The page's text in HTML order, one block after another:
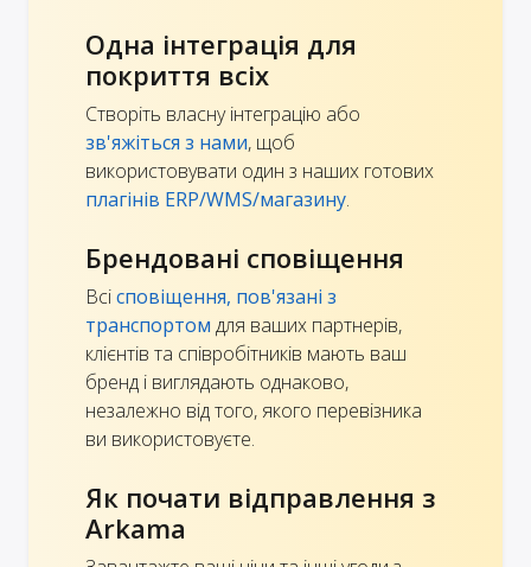
Одна інтеграція для
покриття всіх
Створіть власну інтеграцію або
зв'яжіться з нами, щоб
використовувати один з наших готових
плагінів ERP/WMS/магазину.
Брендовані сповіщення
Всісповіщення, пов'язані з
транспортом для ваших партнерів,
клієнтів та співробітників мають ваш
бренд і виглядають однаково,
незалежно від того, якого перевізника
ви використовуєте.
Як почати відправлення з
Arkama